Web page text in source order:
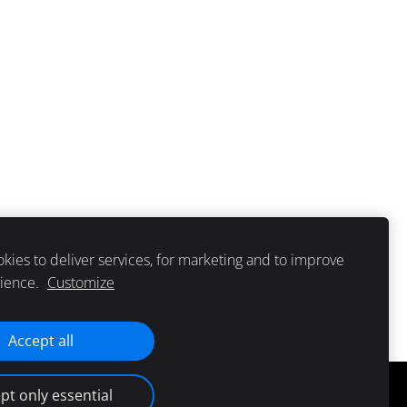
to deliver services, for marketing and to improve
Customize
Accept all
only essential